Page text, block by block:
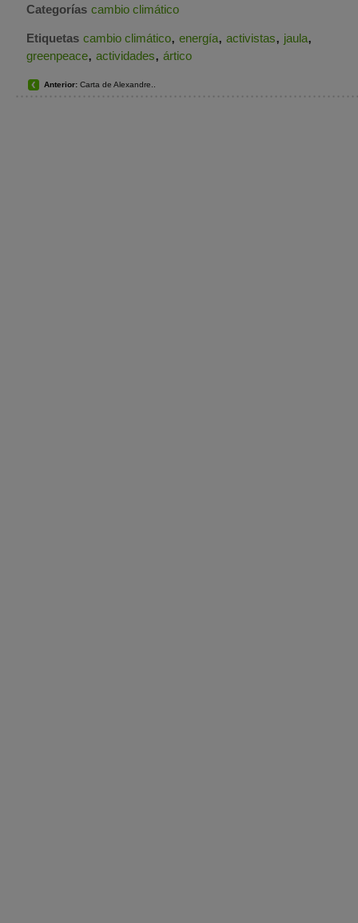
Categorías cambio climático
Etiquetas cambio climático, energía, activistas, jaula,
greenpeace, actividades, ártico
Anterior: Carta de Alexandre..